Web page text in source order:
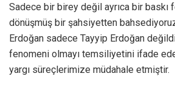
Sadece bir birey değil ayrıca bir baskı
dönüşmüş bir şahsiyetten
Erdoğan sadece Tayyip Erdoğan
fenomeni olmayı temsiliyetini ifade
yargı süreçlerimize müdahale etmiştir.